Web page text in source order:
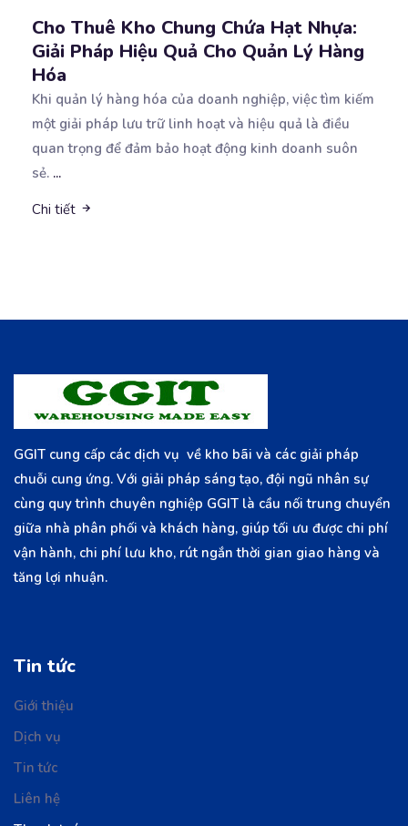
Cho Thuê Kho Chung Chứa Hạt Nhựa:
Giải Pháp Hiệu Quả Cho Quản Lý Hàng
Hóa
Khi quản lý hàng hóa của doanh nghiệp, việc tìm kiếm
một giải pháp lưu trữ linh hoạt và hiệu quả là điều
quan trọng để đảm bảo hoạt động kinh doanh suôn
sẻ. ...
Chi tiết
GGIT cung cấp các dịch vụ về kho bãi và các giải pháp
chuỗi cung ứng. Với giải pháp sáng tạo, đội ngũ nhân sự
cùng quy trình chuyên nghiệp GGIT là cầu nối trung chuyển
giữa nhà phân phối và khách hàng, giúp tối ưu được chi phí
vận hành, chi phí lưu kho, rút ngắn thời gian giao hàng và
tăng lợi nhuận.
Tin tức
Giới thiệu
Dịch vụ
Tin tức
Liên hệ